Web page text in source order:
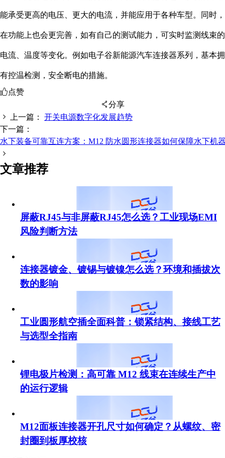
能承受更高的电压、更大的电流，并能应用于各种车型。同时，
在功能上也会更完善，如有自己的测试能力，可实时监测线束的
电流、温度等变化。例如电子谷新能源汽车连接器系列，基本拥
有控温检测，安全断电的措施。
点赞
分享
上一篇： 开关电源数字化发展趋势
下一篇：
水下装备可靠互连方案：M12 防水圆形连接器如何保障水下机
文章推荐
屏蔽RJ45与非屏蔽RJ45怎么选？工业现场EMI
风险判断方法
连接器镀金、镀锡与镀镍怎么选？环境和插拔次
数的影响
工业圆形航空插全面科普：锁紧结构、接线工艺
与选型全指南
锂电极片检测：高可靠 M12 线束在连续生产中
的运行逻辑
M12面板连接器开孔尺寸如何确定？从螺纹、密
封圈到板厚校核